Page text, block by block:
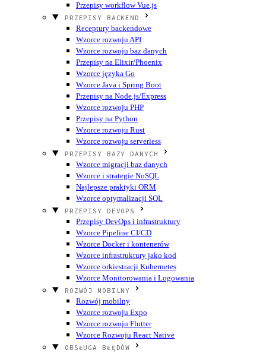
Przepisy workflow Vue.js
PRZEPISY BACKEND
Receptury backendowe
Wzorce rozwoju API
Wzorce rozwoju baz danych
Przepisy na Elixir/Phoenix
Wzorce języka Go
Wzorce Java i Spring Boot
Przepisy na Node.js/Express
Wzorce rozwoju PHP
Przepisy na Python
Wzorce rozwoju Rust
Wzorce rozwoju serverless
PRZEPISY BAZY DANYCH
Wzorce migracji baz danych
Wzorce i strategie NoSQL
Najlepsze praktyki ORM
Wzorce optymalizacji SQL
PRZEPISY DEVOPS
Przepisy DevOps i infrastruktury
Wzorce Pipeline CI/CD
Wzorce Docker i kontenerów
Wzorce infrastruktury jako kod
Wzorce orkiestracji Kubernetes
Wzorce Monitorowania i Logowania
ROZWÓJ MOBILNY
Rozwój mobilny
Wzorce rozwoju Expo
Wzorce rozwoju Flutter
Wzorce Rozwoju React Native
OBSŁUGA BŁĘDÓW